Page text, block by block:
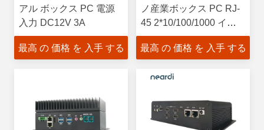
アル ボックス PC 電源
入力 DC12V 3A
最高 の 価格 を 入手 する
ノ産業ボックス PC RJ-
45 2*10/100/1000 イー
サネット
最高 の 価格 を 入手 する